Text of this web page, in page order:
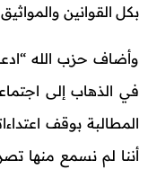
بكل القوانين والمواثيق
وأضاف حزب الله
في الذهاب إلى
المطالبة بوقف
أننا لم نسمع منها